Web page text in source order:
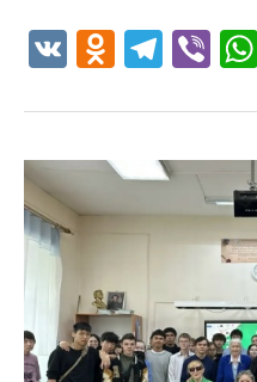
V O
n
o
kl
as
s
ni
ki
T
e
gr
a
m
Vi
er
Родина
это,
где
хорошо,
тепло
и
где